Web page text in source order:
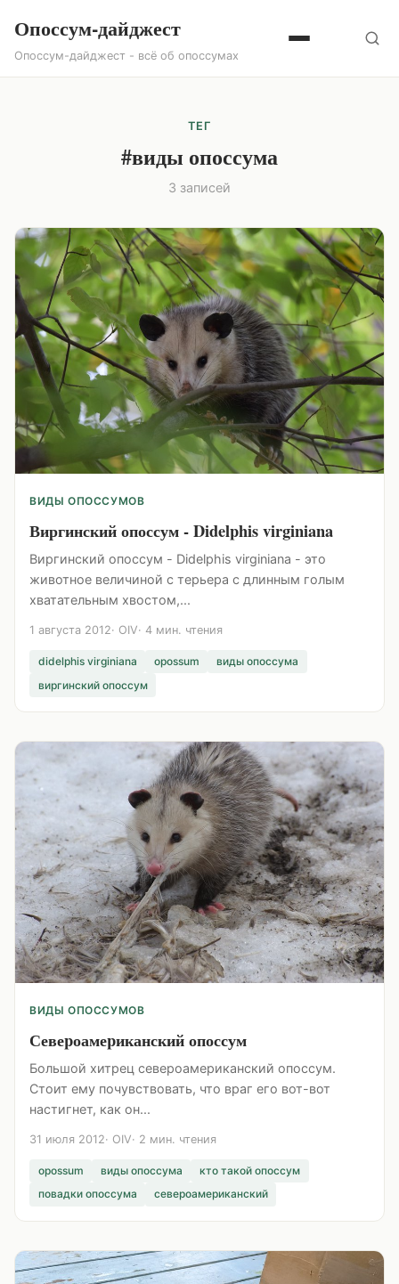
Опоссум-дайджест
Опоссум-дайджест - всё об опоссумах
ТЕГ
#виды опоссума
3 записей
ВИДЫ ОПОССУМОВ
Виргинский опоссум - Didelphis virginiana
Виргинский опоссум - Didelphis virginiana - это
животное величиной с терьера с длинным голым
хватательным хвостом,...
1 августа 2012 OIV 4 мин. чтения
didelphis virginiana opossum
виды опоссума
виргинский опоссум
ВИДЫ ОПОССУМОВ
Севеpоамеpиканский опоссум
Большой хитрец североамериканский опоссум.
Стоит ему почувствовать, что враг его вот-вот
настигнет, как он...
31 июля 2012 OIV 2 мин. чтения
opossum виды опоссума
кто такой опоссум
повадки опоссума
североамериканский